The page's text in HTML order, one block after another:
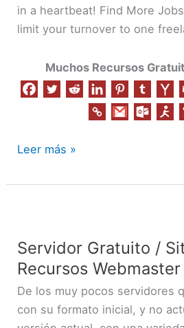
in a heartbeat! Find More
limit your turnover to one
Muchos Recursos
Leer más »
Servidor Gratuito /
Recursos Webmaster
De los muy pocos servidores
con su formato inicial, y no
/
Sitio
Web
Recursos